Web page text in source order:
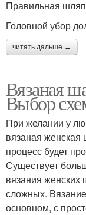
Правильная
Головной убор
читать дальше →
Вязаная
Выбор
При желании у
вязаная
процесс будет
Существует
вязания женских
сложных.
основном, с